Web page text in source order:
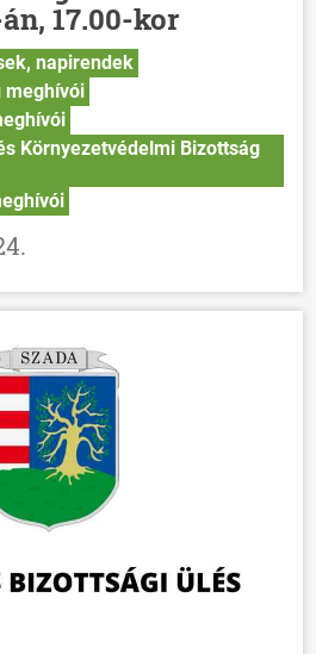
17.00-kor
napirendek
meghívói
Környezetvédelmi Bizottság